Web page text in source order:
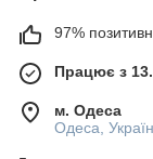
97%
Працює з
м. Одеса
Одеса,